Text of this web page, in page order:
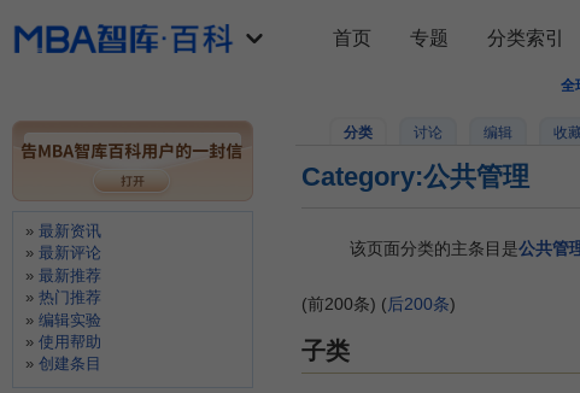
全
分类 讨论 编辑 收藏
Category:公共管理
该页面分类的主条目是公共管
(前200条) (后200条)
子类
首页 专题 分类索引
最新资讯
最新评论
最新推荐
热门推荐
编辑实验
使用帮助
创建条目